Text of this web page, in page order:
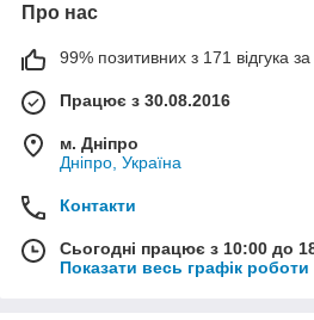
Про нас
99% позитивних з 171 відгука за
Працює з 30.08.2016
м. Дніпро
Дніпро, Україна
Контакти
Сьогодні працює з 10:00 до
Показати весь графік роботи